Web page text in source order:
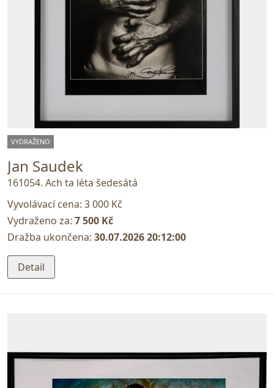
VYDRAŽENO
Jan Saudek
161054. Ach ta léta šedesátá
Vyvolávací cena: 3 000 Kč
Vydraženo za: 7 500 Kč
Dražba ukončena: 30.07.2026 20:12:00
Detail